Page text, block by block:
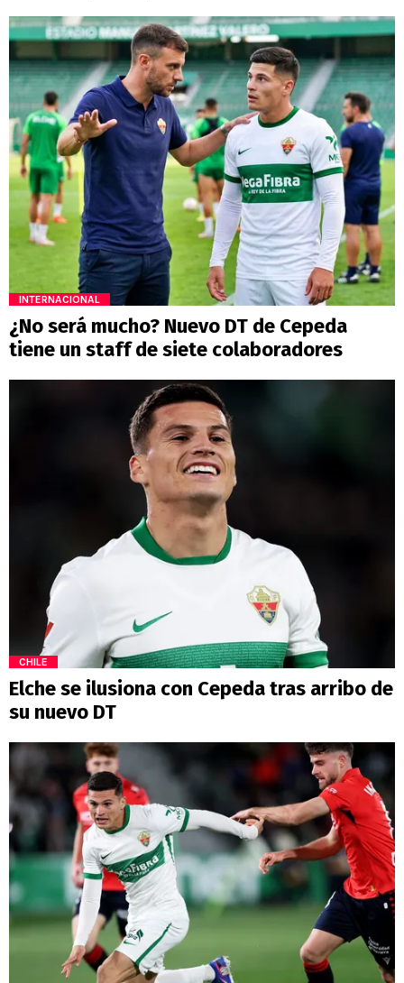
INTERNACIONAL
¿No será mucho? Nuevo DT de Cepeda
tiene un staff de siete colaboradores
CHILE
Elche se ilusiona con Cepeda tras arribo de
su nuevo DT